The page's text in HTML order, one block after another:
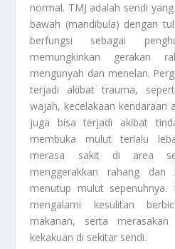
normal. TMJ adalah sendi
bawah (mandibula) dengan
berfungsi sebagai
memungkinkan gerakan
mengunyah dan menelan.
terjadi akibat trauma,
wajah, kecelakaan kendaraan
juga bisa terjadi akibat
membuka mulut terlalu
merasa sakit di area
menggerakkan rahang dan
menutup mulut sepenuhnya.
mengalami kesulitan
makanan, serta merasakan
kekakuan di sekitar sendi.